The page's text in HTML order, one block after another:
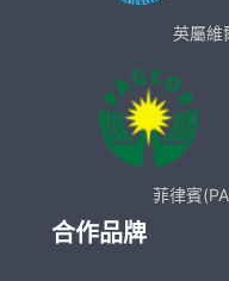
英屬維
菲律賓
合作品牌